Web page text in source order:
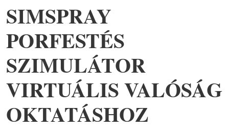
SIMSPRAY
PORFESTÉS
SZIMULÁTOR
VIRTUÁLIS VALÓSÁG
OKTATÁSHOZ